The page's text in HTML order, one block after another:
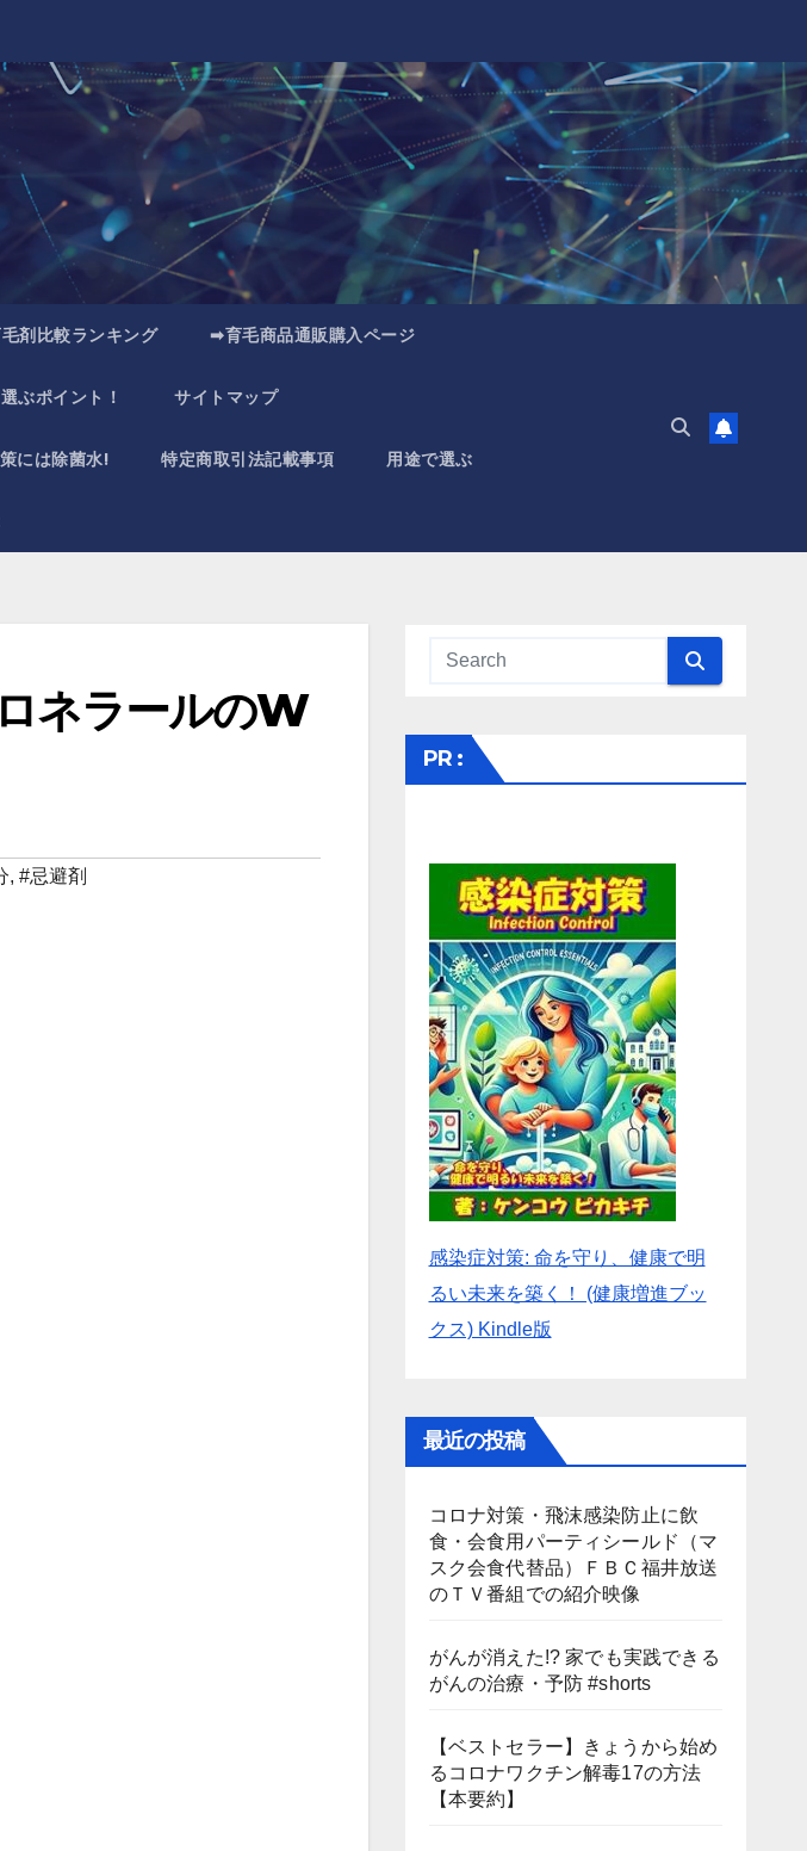
剤比較ランキング ➡育毛商品通販購入ページ
ぶポイント！ サイトマップ
には除菌水! 特定商取引法記載事項 用途で選ぶ
ネラールのW
, #忌避剤
PR :
感染症対策: 命を守り、健康で明
るい未来を築く！ (健康増進ブッ
クス) Kindle版
最近の投稿
コロナ対策・飛沫感染防止に飲
食・会食用パーティシールド（マ
スク会食代替品）ＦＢＣ福井放送
のＴＶ番組での紹介映像
がんが消えた!? 家でも実践できる
がんの治療・予防 #shorts
【ベストセラー】きょうから始め
るコロナワクチン解毒17の方法
【本要約】